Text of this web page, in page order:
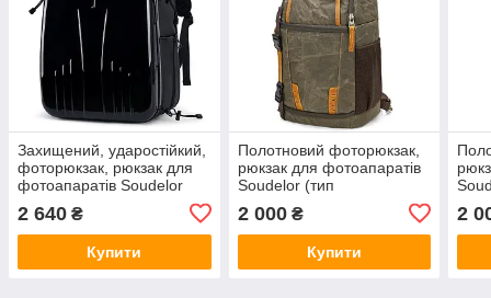
Захищений, ударостійкий,
фоторюкзак, рюкзак для
фотоапаратів Soudelor
2 640 ₴
Купити
Полотновий фоторюкзак,
рюкзак для фотоапаратів
Soudelor (тип
комуфляжний — захисний
2 000₴
Купити
2